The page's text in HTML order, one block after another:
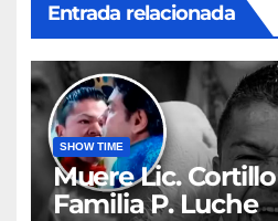
Entrada relacionada
SHOW TIME
Muere Lic.
Familia P. Luche